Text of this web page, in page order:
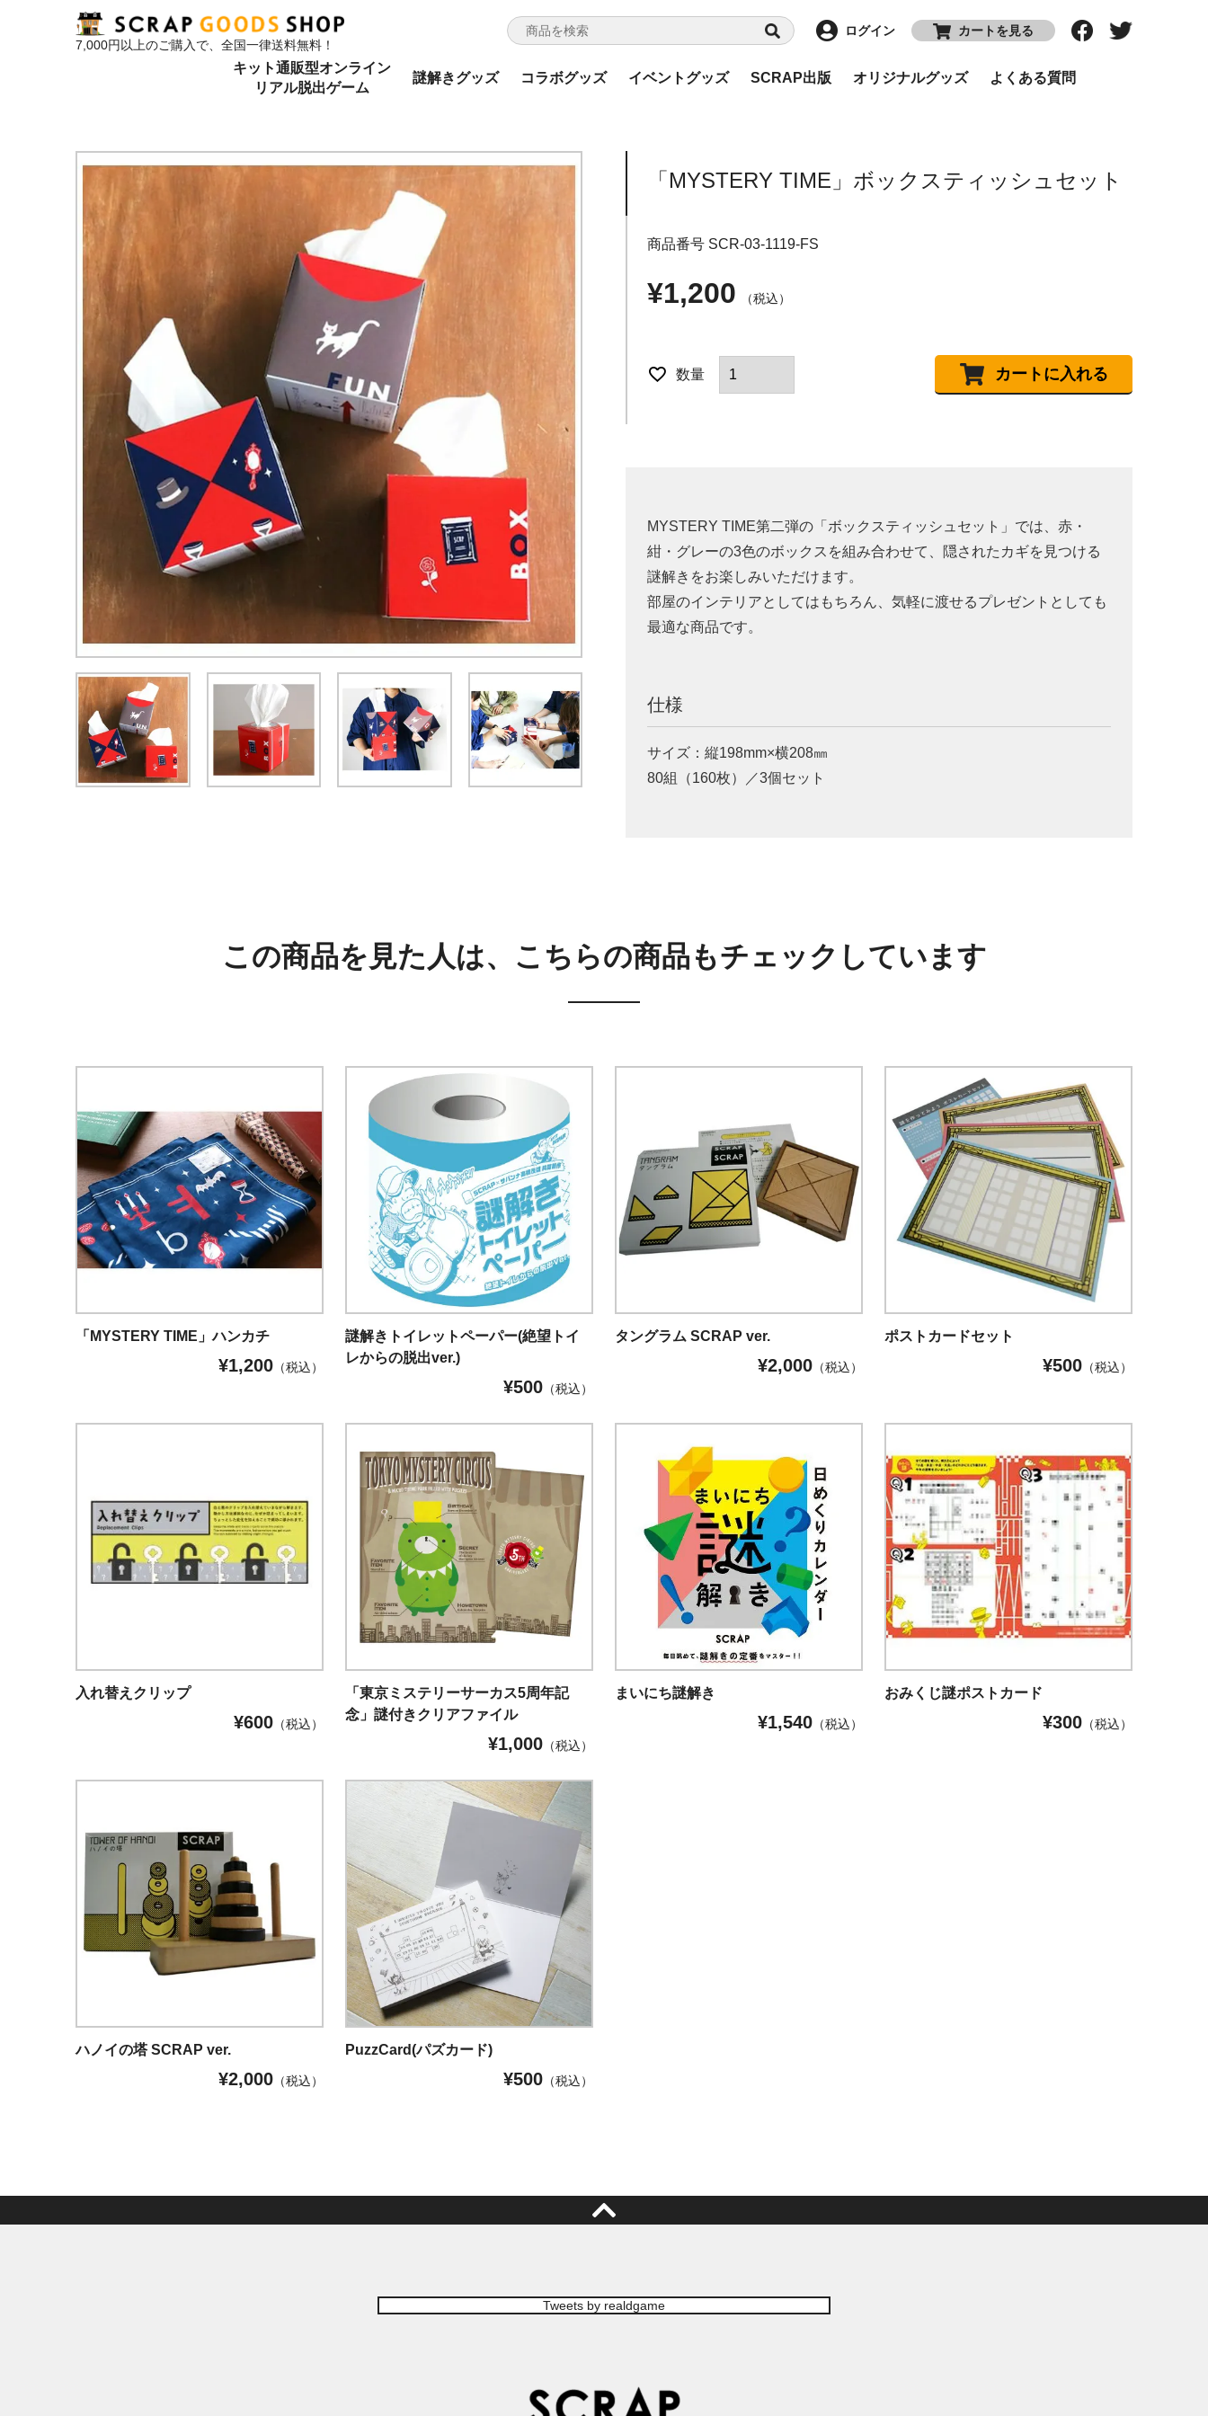
7,000円以上のご購入で、全国一律送料無料！
ログイン カートを見る
キット通販型オンライン
リアル脱出ゲーム
謎解きグッズ コラボグッズ イベントグッズ SCRAP出版 オリジナルグッズ よくある質問
「MYSTERY TIME」ボックスティッシュセット
商品番号 SCR-03-1119-FS
¥1,200 税込
カートに入れる
MYSTERY TIME第二弾の「ボックスティッシュセット」では、赤・
紺・グレーの3色のボックスを組み合わせて、隠されたカギを見つける
謎解きをお楽しみいただけます。
部屋のインテリアとしてはもちろん、気軽に渡せるプレゼントとしても
最適な商品です。
仕様
サイズ：縦198mm×横208㎜
80組（160枚）／3個セット
この商品を見た人は、こちらの商品もチェックしています
「MYSTERY TIME」ハンカチ
¥1,200（税込）
謎解きトイレットペーパー(絶望トイ
レからの脱出ver.)
¥500（税込）
タングラム SCRAP ver.
¥2,000（税込）
ポストカードセット
¥500（税込）
入れ替えクリップ
¥600（税込）
「東京ミステリーサーカス5周年記
念」謎付きクリアファイル
¥1,000（税込）
まいにち謎解き
¥1,540（税込）
おみくじ謎ポストカード
¥300（税込）
ハノイの塔 SCRAP ver.
¥2,000（税込）
PuzzCard(パズカード)
¥500（税込）
Tweets by realdgame